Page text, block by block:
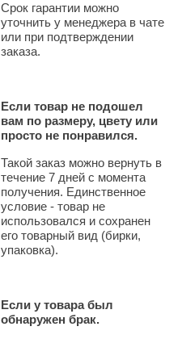
Срок гарантии можно
уточнить у менеджера в чате
или при подтверждении
заказа.
Если товар не подошел
вам по размеру, цвету или
просто не понравился.
Такой заказ можно вернуть в
течение 7 дней с момента
получения. Единственное
условие - товар не
использовался и сохранен
его товарный вид (бирки,
упаковка).
Если у товара был
обнаружен брак.